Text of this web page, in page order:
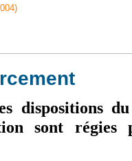
dispositions
sont